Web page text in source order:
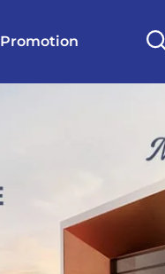
Promotion